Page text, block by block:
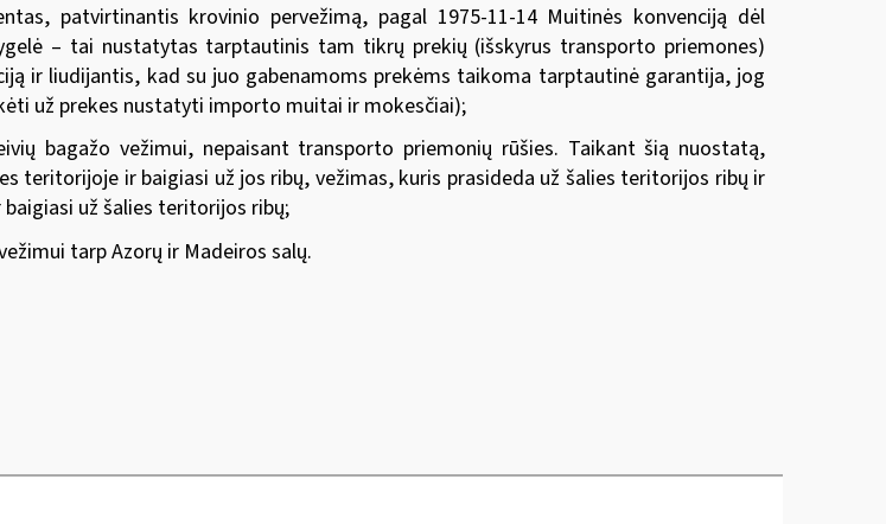
patvirtinantis krovinio pervežimą, pagal 1975-11-14 Muitinės konvenciją dėl
– tai nustatytas tarptautinis tam tikrų prekių (išskyrus transporto priemones)
ir liudijantis, kad su juo gabenamoms prekėms taikoma tarptautinė garantija, jog
už prekes nustatyti importo muitai ir mokesčiai);
bagažo vežimui, nepaisant transporto priemonių rūšies. Taikant šią nuostatą,
teritorijoje ir baigiasi už jos ribų, vežimas, kuris prasideda už šalies teritorijos ribų ir
už šalies teritorijos ribų;
tarp Azorų ir Madeiros salų.